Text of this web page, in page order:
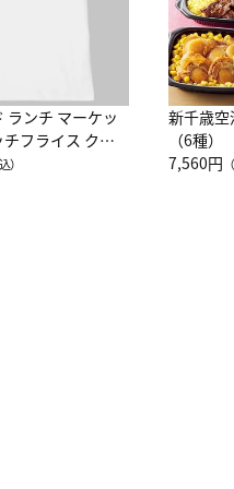
ランチ マーケッ
フライス クル
半袖Ｔシャツ
）
新千歳空
（6種）
7,560円